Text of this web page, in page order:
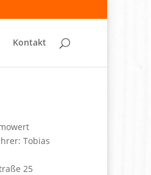
Kontakt
Tobias
25